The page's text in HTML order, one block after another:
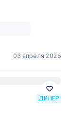
03 апреля 2026
ДИЛЕР